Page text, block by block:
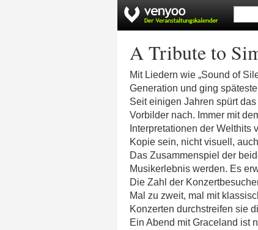
A Tribute to
Mit Liedern wie „Sound of
Generation und ging
Seit einigen Jahren spürt
Vorbilder nach. Immer mit
Interpretationen der
Kopie sein, nicht visuell,
Das Zusammenspiel der
Musikerlebnis werden. Es
Die Zahl der
Mal zu zweit, mal mit
Konzerten durchstreifen sie
Ein Abend mit Graceland ist